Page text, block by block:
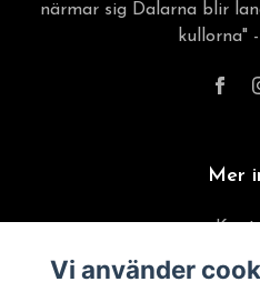
närmar sig Dalarna blir
kullorna"
Mer
Material &
Vi använder